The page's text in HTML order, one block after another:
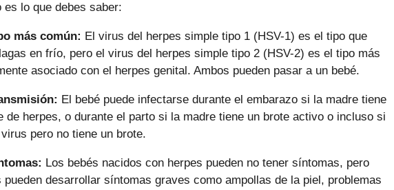
es lo que debes saber:
más común: El virus del herpes simple tipo 1 (HSV-1) es el tipo que
en frío, pero el virus del herpes simple tipo 2 (HSV-2) es el tipo más
asociado con el herpes genital. Ambos pueden pasar a un bebé.
El bebé puede infectarse durante el embarazo si la madre tiene
de herpes, o durante el parto si la madre tiene un brote activo o incluso si
pero no tiene un brote.
Los bebés nacidos con herpes pueden no tener síntomas, pero
pueden desarrollar síntomas graves como ampollas de la piel, problemas